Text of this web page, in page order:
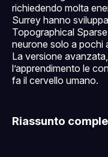
richiedendo molta
Surrey hanno
Topographical
neurone solo a pochi
La versione
l’apprendimento le
fa il cervello umano.
Riassunto